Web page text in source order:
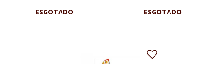
ESGOTADO ESGOTADO